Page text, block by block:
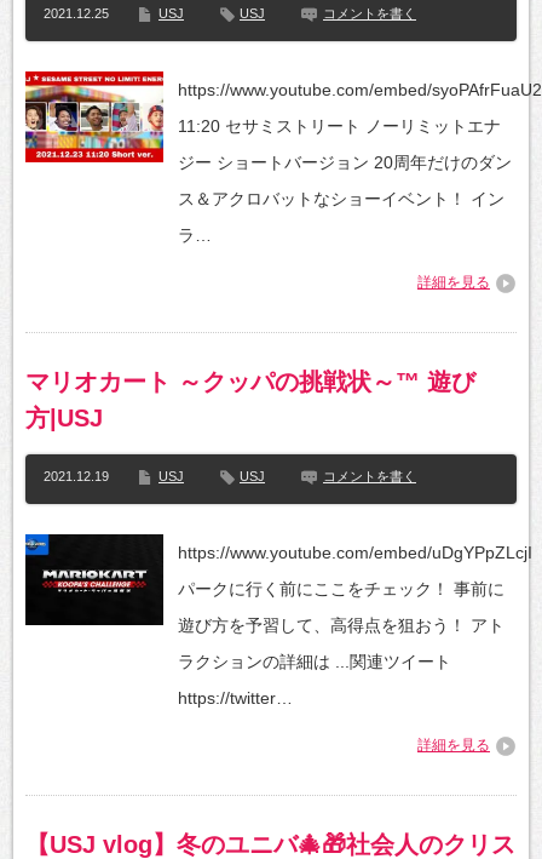
2021.12.25 USJ USJ コメントを書く
https://www.youtube.com/embed/
11:20 セサミストリート ノーリミットエナ
ジー ショートバージョン 20周年だけのダン
ス＆アクロバットなショーイベント！ イン
ラ…
詳細を見る
マリオカート ～クッパの挑戦状～™ 遊び
方|USJ
2021.12.19 USJ USJ コメントを書く
https://www.youtube.com/embed/uDgYPpZLcjI
パークに行く前にここをチェック！​ 事前に
遊び方を予習して、高得点を狙おう！​ アト
ラクションの詳細は ...関連ツイート
https://twitter…
詳細を見る
【USJ vlog】冬のユニバ🎄🎁社会人のクリス